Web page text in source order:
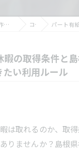
島根県松江市の軽作業の求人なら有限会社城北ドライ コラム パート有給休暇の取得条
暇の取得条件と
たい利用ルール
は取れるのか、取
りませんか？島根